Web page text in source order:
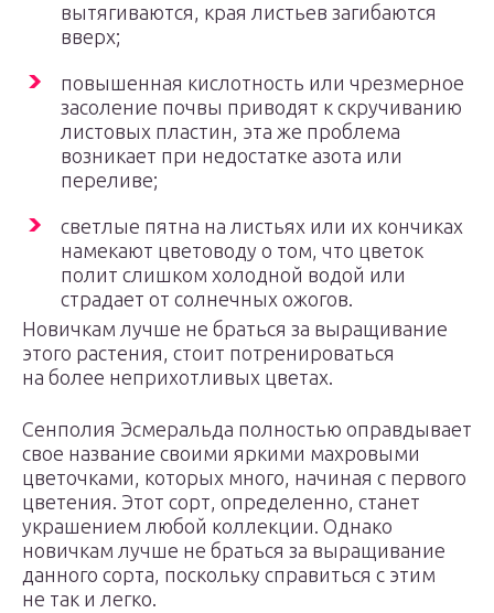
вытягиваются, края листьев загибаются
вверх;
повышенная кислотность или чрезмерное
засоление почвы приводят к скручиванию
листовых пластин, эта же проблема
возникает при недостатке азота или
переливе;
светлые пятна на листьях или их кончиках
намекают цветоводу о том, что цветок
полит слишком холодной водой или
страдает от солнечных ожогов.
Новичкам лучше не браться за выращивание
этого растения, стоит потренироваться
на более неприхотливых цветах.
Сенполия Эсмеральда полностью оправдывает
свое название своими яркими махровыми
цветочками, которых много, начиная с первого
цветения. Этот сорт, определенно, станет
украшением любой коллекции. Однако
новичкам лучше не браться за выращивание
данного сорта, поскольку справиться с этим
не так и легко.